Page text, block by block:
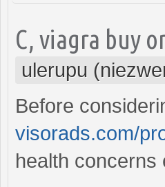
C, viagra buy
ulerupu
Before
visorads.com/
health concerns